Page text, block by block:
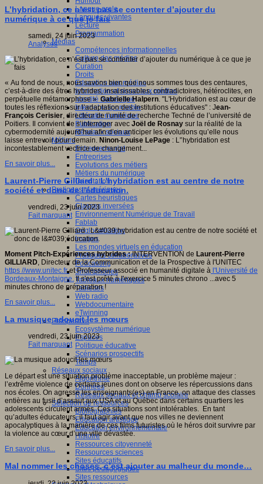
Langue orale
Langues vivantes
Lecture
Programmation
Médias
Compétences informationnelles
Culture des médias
Curation
Droits
Education aux médias
Information et nouveaux médias
Identité numérique
Internet responsable
Littératie numérique
Publication
Réseaux sociaux
Métiers
Entrepreneuriat
Entreprises
Evolutions des métiers
Métiers du numérique
Orientation
Pratiques numériques
Cartes heuristiques
Classes inversées
Environnement Numérique de Travail
Fablab
Géolocalisation
Images
Les mondes virtuels en éducation
Pratiques collaboratives
Podcasting
Smartphones
Tableaux numériques
Tablettes
Web radio
Webdocumentaire
eTwinning
Prospective
Ecosystème numérique
Espaces
Politique éducative
Scénarios prospectifs
Temps
Réseaux sociaux
Algorithme
Données
Réseaux sociaux et champ scolaire
Sélection de ressources
Bibliographies
Education artistique
Education environnementale
Histoire
Ressources citoyenneté
Ressources sciences
Sites éducatifs
Sites pédagogiques
Sites ressources
L’hybridation, ce n’est pas se contenter d’ajouter du
numérique à ce que je fais
samedi, 24 juin 2023
Analyses
« Au fond de nous, nous savons bien que nous sommes tous des centaures,
c’est-à-dire des êtres hybrides, insaisissables, contradictoires, hétéroclites, en
perpétuelle métamorphose » Gabrielle Halpern. "L'Hybridation est au cœur de
toutes les réflexions sur l’adaptation des institutions éducatives" : Jean-
François Cerisier, directeur de l’unité de recherche Techné de l’université de
Poitiers. Il convient de s’interroger avec Joël de Rosnay sur la réalité de la
cybermodernité aujourd’hui afin d’en anticiper les évolutions qu’elle nous
laisse entrevoir pour demain. Ninon-Louise LePage : L'’hybridation est
incontestablement vectrice de changement...
En savoir plus...
Laurent-Pierre Gilliard : L'hybridation est au centre de notre
société et donc de l'éducation.
vendredi, 23 juin 2023
Fait marquant
Moment Pitch-Expériences hybrides :INTERVENTION de Laurent-Pierre
GILLIARD, Directeur de la Communication et de la Prospective à l'UNITEC
https //www.unitec.fret Professeur associé en humanité digitale à l'Université de
Bordeaux-Montaigne.Il s'est prêté à l'exercice 5 minutes chrono ...avec 5
minutes chrono de préparation !
En savoir plus...
La musique adoucit les mœurs
vendredi, 23 juin 2023
Fait marquant
Le départ est une situation problème inacceptable, un problème majeur :
l’extrême violence de certains jeunes dont on observe les répercussions dans
nos écoles. On agresse les enseignants(es) en France, on attaque des classes
entières au fusil d’assaut aux USA et au Québec dans certains quartiers les
adolescents circulent armés. Ces situations sont intolérables. En tant
qu’adultes éducateurs, il faut agir avant que nos villes ne deviennent
apocalyptiques à la manière de ces films futuristes où le héros doit survivre par
la violence au cœur d’une ville dévastée.
En savoir plus...
Mal nommer les choses, c’est ajouter au malheur du monde…